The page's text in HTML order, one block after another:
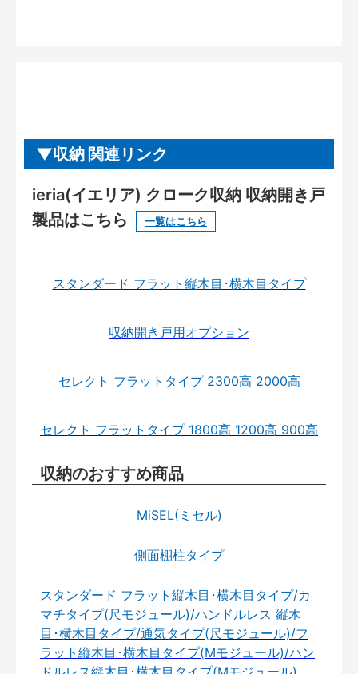
収納 関連リンク
ieria(イエリア) クローク収納 収納開き戸
製品はこちら
一覧はこちら
スタンダード フラット縦木目･横木目タイプ
収納開き戸用オプション
セレクト フラットタイプ 2300高 2000高
セレクト フラットタイプ 1800高 1200高 900高
収納のおすすめ商品
MiSEL(ミセル)
側面棚柱タイプ
スタンダード フラット縦木目･横木目タイプ/カ
マチタイプ(尺モジュール)/ハンドルレス 縦木
目･横木目タイプ/通気タイプ(尺モジュール)/フ
ラット縦木目･横木目タイプ(Mモジュール)/ハン